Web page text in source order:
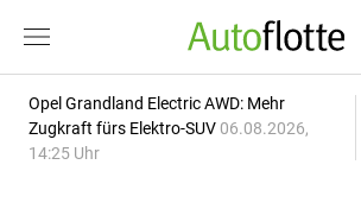
Opel Grandland Electric AWD: Mehr
Zugkraft fürs Elektro-SUV 06.08.2026,
14:25 Uhr